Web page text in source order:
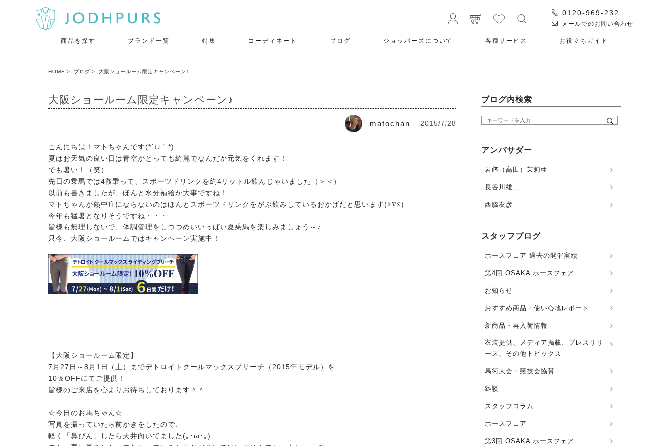
0120-969-232
メールでのお問い合わせ
商品を探す ブランド一覧 特集 コーディネート ブログ ジョッパーズについて 各種サービス お役⽴ちガイド
HOME ブログ 大阪ショールーム限定キャンペーン♪
大阪ショールーム限定キャンペーン♪
matochan 2015/7/28
こんにちは！マトちゃんです(*´∪｀*)
夏はお天気の良い日は青空がとっても綺麗でなんだか元気をくれます！
でも暑い！（笑）
先日の乗馬では4鞍乗って、スポーツドリンクを約4リットル飲んじゃいました（＞＜）
以前も書きましたが、ほんと水分補給が大事ですね！
マトちゃんが熱中症にならないのはほんとスポーツドリンクをがぶ飲みしているおかげだと思います(≧∇≦)
今年も猛暑となりそうですね・・・
皆様も無理しないで、体調管理をしつつめいいっぱい夏乗馬を楽しみましょう～♪
只今、大阪ショールームではキャンペーン実施中！
【大阪ショールーム限定】
7月27日～8月1日（土）までデトロイトクールマックスブリーチ（2015年モデル）を
10％OFFにてご提供！
皆様のご来店を心よりお待ちしております＾＾
☆今日のお馬ちゃん☆
写真を撮っていたら前かきをしたので、
軽く「鼻ぴん」したら天井向いてました(｡･ω･｡)
ブログ内検索
アンバサダー
岩﨑（高田）茉莉亜
長谷川雄二
西脇友彦
スタッフブログ
ホースフェア 過去の開催実績
第4回 OSAKA ホースフェア
お知らせ
おすすめ商品・使い心地レポート
新商品・再入荷情報
衣装提供、メディア掲載、プレスリリ
ース、その他トピックス
馬術大会・競技会協賛
雑談
スタッフコラム
ホースフェア
第3回 OSAKA ホースフェア